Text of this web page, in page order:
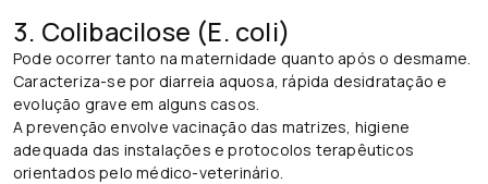
3. Colibacilose (E. coli)
Pode ocorrer tanto na maternidade quanto após o desmame.
Caracteriza-se por diarreia aquosa, rápida desidratação e
evolução grave em alguns casos.
A prevenção envolve vacinação das matrizes, higiene
adequada das instalações e protocolos terapêuticos
orientados pelo médico-veterinário.